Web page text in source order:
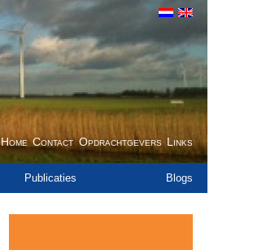
Publicaties Blogs
Home Contact Opdrachtgevers Links